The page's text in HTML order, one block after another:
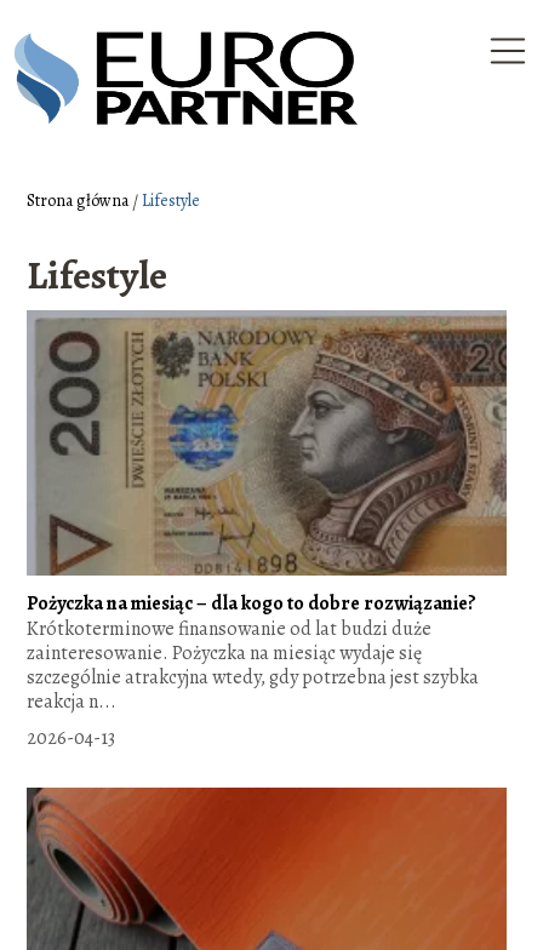
Strona główna/ Lifestyle
Lifestyle
Pożyczka na miesiąc – dla kogo to dobre rozwiązanie?
Krótkoterminowe finansowanie od lat budzi duże
zainteresowanie. Pożyczka na miesiąc wydaje się
szczególnie atrakcyjna wtedy, gdy potrzebna jest szybka
reakcja n...
2026-04-13